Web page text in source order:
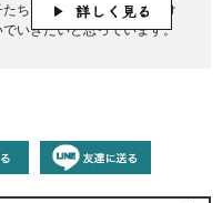
ちもみんな太鼓打ち！受け
いきたいと思っています。